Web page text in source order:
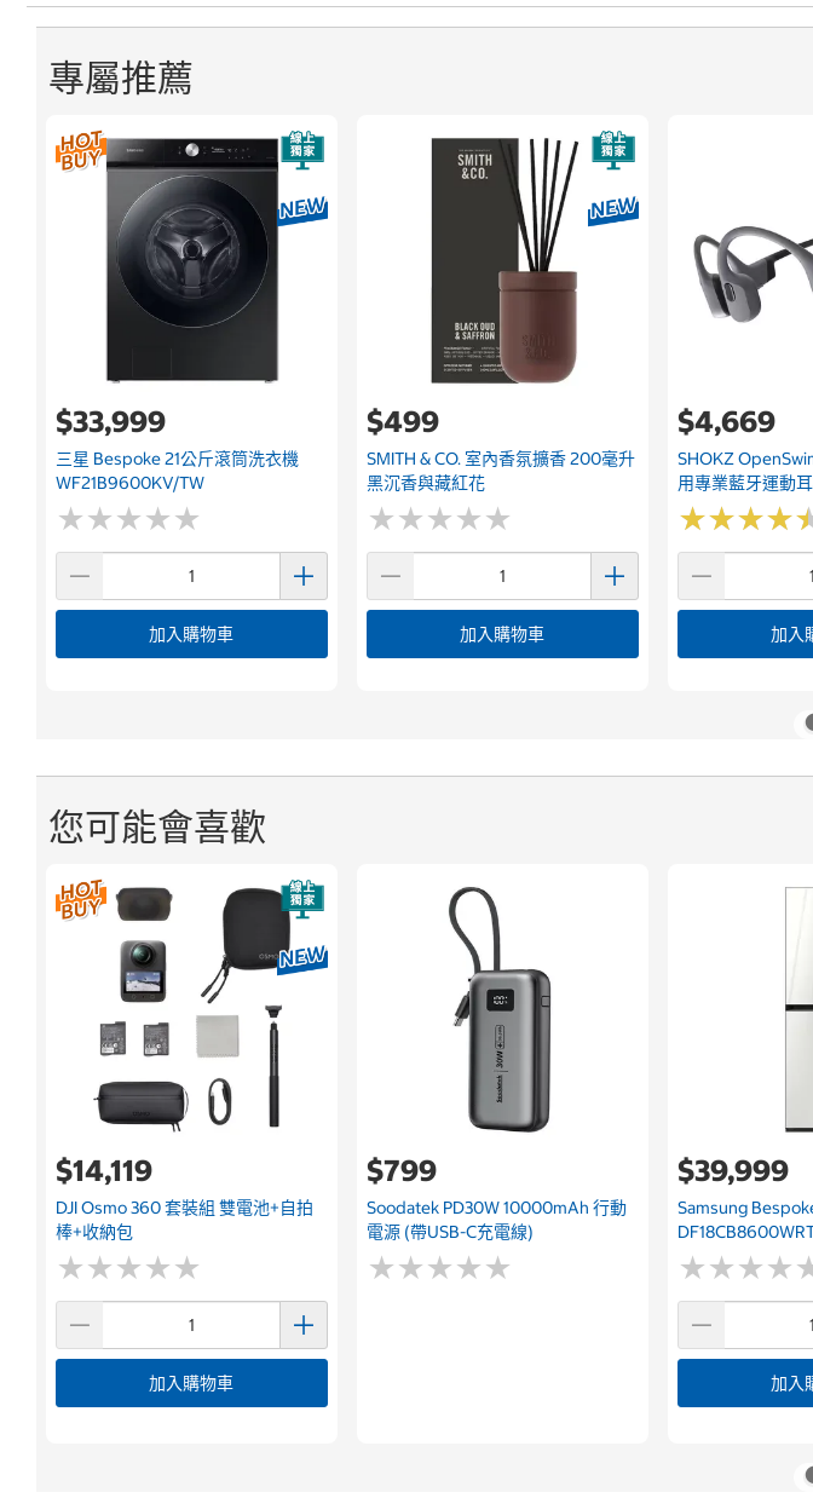
專屬推薦
$33,999
三星 Bespoke 21公斤滾筒洗衣機
WF21B9600KV/TW
★★★★★
★★★★★
加入購物車
$499
SMITH & CO. 室內香氛擴香 200毫升
黑沉香與藏紅花
★★★★★
★★★★★
加入購物車
$4,669
SHOKZ
用專業藍牙運動
★★★★
★★★★
加入
您可能會喜歡
$14,119
DJI Osmo 360 套裝組 雙電池+自拍
棒+收納包
★★★★★
★★★★★
加入購物車
$799
Soodatek PD30W 10000mAh 行動
電源 (帶USB-C充電線)
★★★★★
★★★★★
$39,999
Samsung
★★★★
★★★★
加入